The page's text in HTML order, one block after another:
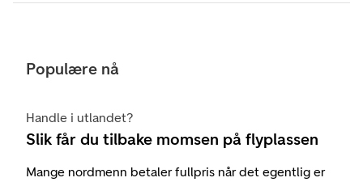
Populære nå
Handle i utlandet?
Slik får du tilbake momsen på flyplassen
Mange nordmenn betaler fullpris når det egentlig er